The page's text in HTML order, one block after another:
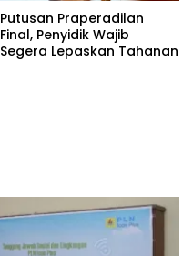
Putusan Praperadilan
Final, Penyidik Wajib
Segera Lepaskan Tahanan